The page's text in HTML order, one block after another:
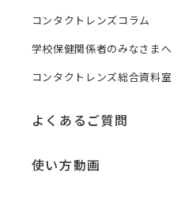
コンタクトレンズコラム
学校保健関係者のみなさまへ
コンタクトレンズ総合資料室
よくあるご質問
使い方動画